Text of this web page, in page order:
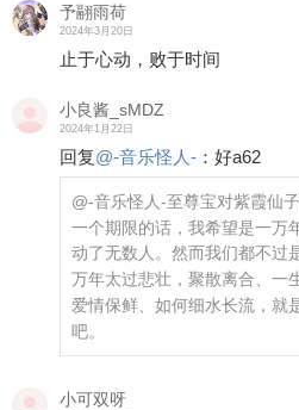
予翮雨荷
2024年3月20日
止于心动，败于时间
小良酱_sMDZ
2024年1月22日
回复@-音乐怪人- ： 好a62
@-音乐怪人-至尊宝对紫霞仙
一个期限的话，我希望是一万
动了无数人。然而我们都不过
万年太过悲壮，聚散离合、一
爱情保鲜、如何细水长流，就
吧。
小可双呀